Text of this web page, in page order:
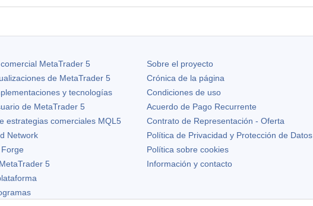
MetaTrader 5
de MetaTrader 5
y tecnologías
de MetaTrader 5
estrategias comerciales MQL5
Network
5
Sobre el proyecto
Crónica de la página
Condiciones de uso
Acuerdo de Pago Recurrente
Contrato de Representación - Oferta
Política de Privacidad y Protección de Datos
Política sobre cookies
Información y contacto